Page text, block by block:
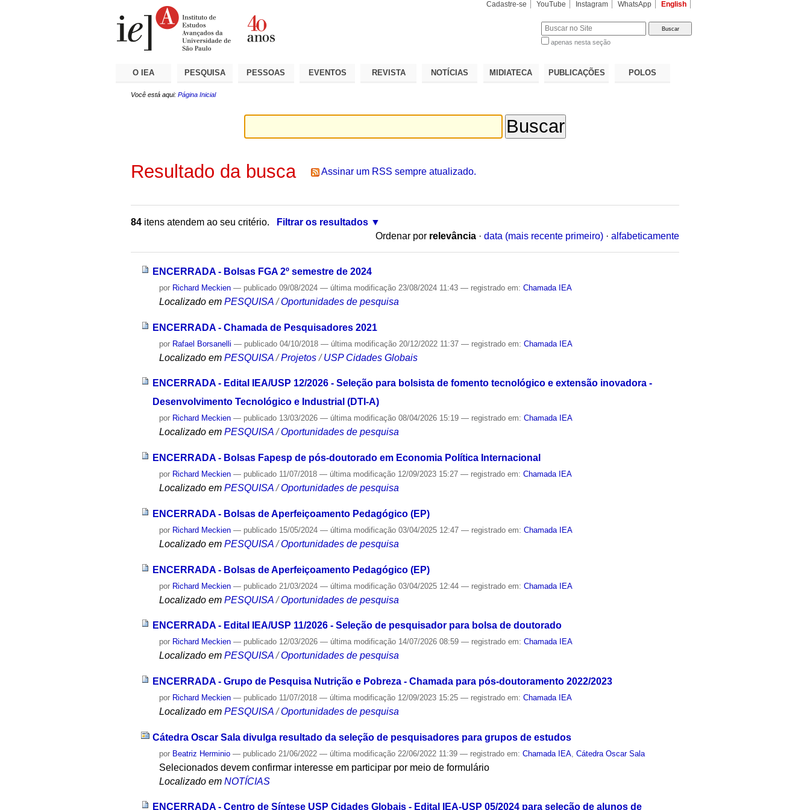
Cadastre-se YouTube Instagram WhatsApp English
apenas nesta seção
O IEA PESQUISA PESSOAS EVENTOS REVISTA NOTÍCIAS MIDIATECA PUBLICAÇÕES POLOS
Você está aqui: Página Inicial
Resultado da busca Assinar um RSS sempre atualizado.
84 itens atendem ao seu critério.
Filtrar os resultados
Ordenar por relevância · data (mais recente primeiro) · alfabeticamente
ENCERRADA - Bolsas FGA 2º semestre de 2024
por Richard Meckien — publicado 09/08/2024— última modificação 23/08/2024 11:43— registrado em:Chamada IEA
Localizado em PESQUISA /Oportunidades de pesquisa
ENCERRADA - Chamada de Pesquisadores 2021
por Rafael Borsanelli — publicado 04/10/2018— última modificação 20/12/2022 11:37— registrado em:Chamada IEA
Localizado em PESQUISA /Projetos/USP Cidades Globais
ENCERRADA - Edital IEA/USP 12/2026 - Seleção para bolsista de fomento tecnológico e extensão inovadora -
Desenvolvimento Tecnológico e Industrial (DTI-A)
por Richard Meckien — publicado 13/03/2026— última modificação 08/04/2026 15:19— registrado em:Chamada IEA
Localizado em PESQUISA /Oportunidades de pesquisa
ENCERRADA - Bolsas Fapesp de pós-doutorado em Economia Política Internacional
por Richard Meckien — publicado 11/07/2018— última modificação 12/09/2023 15:27— registrado em:Chamada IEA
Localizado em PESQUISA /Oportunidades de pesquisa
ENCERRADA - Bolsas de Aperfeiçoamento Pedagógico (EP)
por Richard Meckien — publicado 15/05/2024— última modificação 03/04/2025 12:47— registrado em:Chamada IEA
Localizado em PESQUISA /Oportunidades de pesquisa
ENCERRADA - Bolsas de Aperfeiçoamento Pedagógico (EP)
por Richard Meckien — publicado 21/03/2024— última modificação 03/04/2025 12:44— registrado em:Chamada IEA
Localizado em PESQUISA /Oportunidades de pesquisa
ENCERRADA - Edital IEA/USP 11/2026 - Seleção de pesquisador para bolsa de doutorado
por Richard Meckien — publicado 12/03/2026— última modificação 14/07/2026 08:59— registrado em:Chamada IEA
Localizado em PESQUISA /Oportunidades de pesquisa
ENCERRADA - Grupo de Pesquisa Nutrição e Pobreza - Chamada para pós-doutoramento 2022/2023
por Richard Meckien — publicado 11/07/2018— última modificação 12/09/2023 15:25— registrado em:Chamada IEA
Localizado em PESQUISA /Oportunidades de pesquisa
Cátedra Oscar Sala divulga resultado da seleção de pesquisadores para grupos de estudos
por Beatriz Herminio — publicado 21/06/2022— última modificação 22/06/2022 11:39— registrado em:Chamada IEA ,Cátedra Oscar Sala
Selecionados devem confirmar interesse em participar por meio de formulário
Localizado em NOTÍCIAS
ENCERRADA - Centro de Síntese USP Cidades Globais - Edital IEA-USP 05/2024 para seleção de alunos de